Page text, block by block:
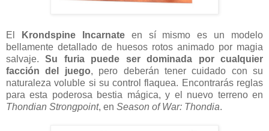
El Krondspine Incarnateen sí mismo es un modelo
bellamente detallado de huesos rotos animado por magia
salvaje.Su furia puede ser dominada por cualquier
facción del juego, pero deberán tener cuidado con su
naturaleza voluble si su control flaquea. Encontrarás reglas
para esta poderosa bestia mágica, y el nuevo terreno en
Thondian Strongpoint, en Season of War: Thondia.